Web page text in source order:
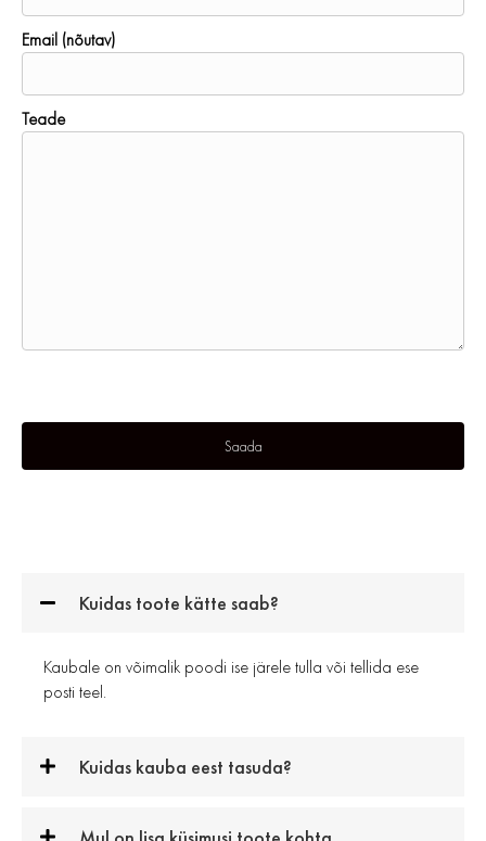
Email (nõutav)
Teade
Kuidas toote kätte saab?
Kaubale on võimalik poodi ise järele tulla või tellida ese
posti teel.
Kuidas kauba eest tasuda?